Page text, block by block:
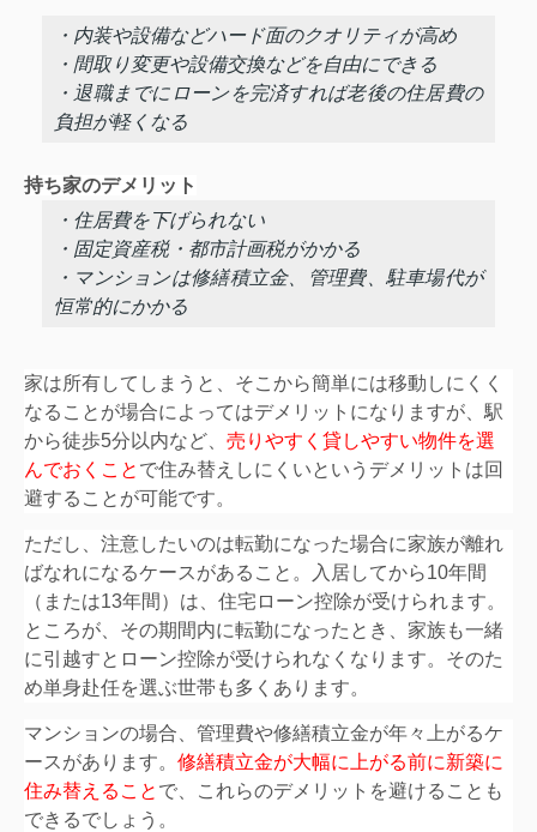
・内装や設備などハード面のクオリティが高め
・間取り変更や設備交換などを自由にできる
・退職までにローンを完済すれば老後の住居費の
負担が軽くなる
持ち家のデメリット
・住居費を下げられない
・固定資産税・都市計画税がかかる
・マンションは修繕積立金、管理費、駐車場代が
恒常的にかかる
家は所有してしまうと、そこから簡単には移動しにくく
なることが場合によってはデメリットになりますが、 駅
から徒歩5分以内など、 売りやすく貸しやすい物件を選
んでおくこと で住み替えしにくいというデメリットは回
避することが可能です。
ただし、注意したいのは転勤になった場合に家族が離れ
ばなれになるケースがあること。入居してから10年間
（または13年間）は、住宅ローン控除が受けられます。
ところが、その期間内に転勤になったとき、家族も一緒
に引越すとローン控除が受けられなくなります。そのた
め単身赴任を選ぶ世帯も多くあります。
マンションの場合、管理費や修繕積立金が年々上がるケ
ースがあります。 修繕積立金が大幅に上がる前に新築に
住み替えること で、これらのデメリットを避けることも
できるでしょう。